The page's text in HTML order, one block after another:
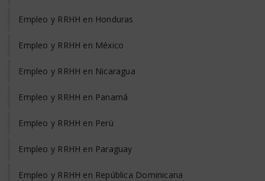
Empleo y RRHH en Honduras
Empleo y RRHH en México
Empleo y RRHH en Nicaragua
Empleo y RRHH en Panamá
Empleo y RRHH en Perú
Empleo y RRHH en Paraguay
Empleo y RRHH en República Dominicana